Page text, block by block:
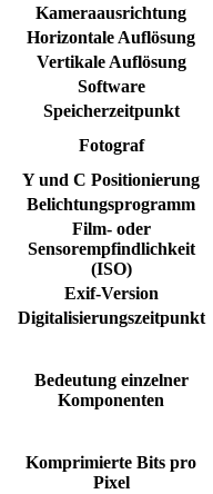
Kameraausrichtung
Horizontale Auflösung
Vertikale Auflösung
Software
Speicherzeitpunkt
Fotograf
Y und C Positionierung
Belichtungsprogramm
Film- oder
Sensorempfindlichkeit
(ISO)
Exif-Version
Digitalisierungszeitpunkt
Bedeutung einzelner
Komponenten
Komprimierte Bits pro
Pixel